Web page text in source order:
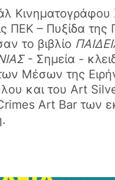
Κινηματογράφου
ΠΕΚ – Πυξίδα της
το βιβλίο
- Σημεία -
Μέσων της
και του Art
Art Bar των